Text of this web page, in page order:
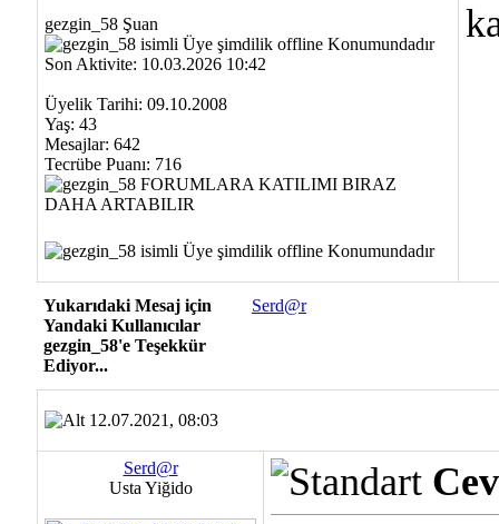
gezgin_58 Şuan
Son Aktivite: 10.03.2026 10:42
Üyelik Tarihi: 09.10.2008
Yaş: 43
Mesajlar: 642
Tecrübe Puanı: 716
Yukarıdaki Mesaj için
Yandaki Kullanıcılar
gezgin_58'e Teşekkür
Ediyor...
Serd@r
12.07.2021, 08:03
Serd@r
Usta Yiğido